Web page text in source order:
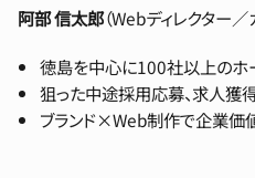
阿部 信太郎（Webディレクター／
徳島を中心に100社以上のホ
狙った中途採用応募、求人獲
ブランド×Web制作で企業価